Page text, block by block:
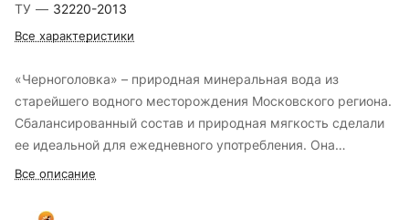
ТУ — 32220-2013
Все характеристики
«Черноголовка» – природная минеральная вода из
старейшего водного месторождения Московского региона.
Сбалансированный состав и природная мягкость сделали
ее идеальной для ежедневного употребления. Она
подходит как для питья, так и для приготовления блюд и
вкус чая и кофе.
Все описание